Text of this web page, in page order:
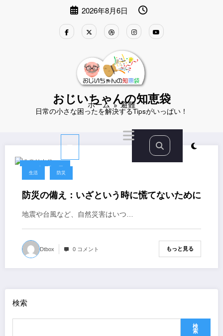
2026年8月6日
おじいちゃんの知恵袋
日常の小さな困ったを解決するTipsがいっぱい！
ホーム 避難
生活 防災
防災の備え：いざという時に慌てないために
地震や台風など、自然災害はいつ…
Dtbox 0 コメント もっと見る
検索
検
索